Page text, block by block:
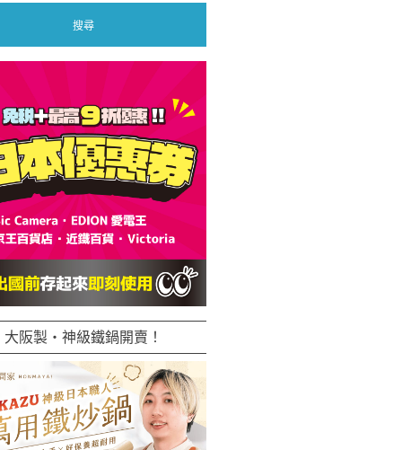
大阪製・神級鐵鍋開賣！